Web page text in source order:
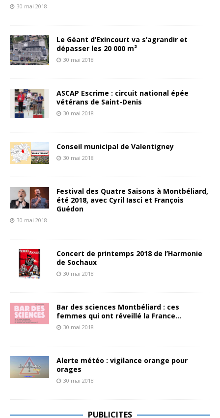
30 mai 2018
Le Géant d’Exincourt va s’agrandir et
dépasser les 20 000 m²
30 mai 2018
ASCAP Escrime : circuit national épée
vétérans de Saint-Denis
30 mai 2018
Conseil municipal de Valentigney
30 mai 2018
Festival des Quatre Saisons à Montbéliard,
été 2018, avec Cyril Iasci et François
Guédon
30 mai 2018
Concert de printemps 2018 de l’Harmonie
de Sochaux
30 mai 2018
Bar des sciences Montbéliard : ces
femmes qui ont réveillé la France…
30 mai 2018
Alerte météo : vigilance orange pour
orages
30 mai 2018
PUBLICITES